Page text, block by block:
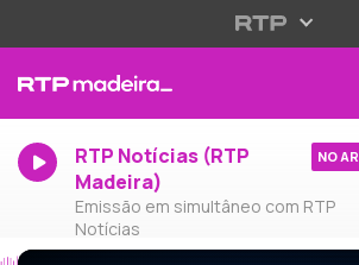
RTP Notícias (RTP
Madeira)
Emissão em simultâneo com RTP
Notícias
NO AR